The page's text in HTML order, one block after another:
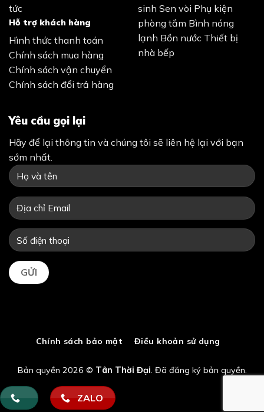
tức
Hỗ trợ khách hàng
Hình thức thanh toán
Chính sách mua hàng
Chính sách vận chuyển
Chính sách đổi trả hàng
sinh Sen vòi Phụ kiện
phòng tắm Bình nóng
lạnh Bồn nước Thiết bị
nhà bếp
Yêu cầu gọi lại
Hãy để lại thông tin và chúng tôi sẽ liên hệ lại với bạn
sớm nhất.
Chính sách bảo mật Điều khoản sử dụng
Bản quyền 2026 © Tân Thời Đại. Đã đăng ký bản quyền.
ZALO